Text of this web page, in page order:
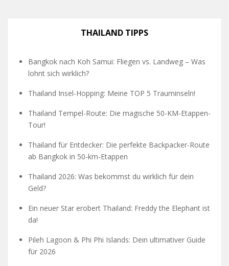
THAILAND TIPPS
Bangkok nach Koh Samui: Fliegen vs. Landweg – Was
lohnt sich wirklich?
Thailand Insel-Hopping: Meine TOP 5 Trauminseln!
Thailand Tempel-Route: Die magische 50-KM-Etappen-
Tour!
Thailand für Entdecker: Die perfekte Backpacker-Route
ab Bangkok in 50-km-Etappen
Thailand 2026: Was bekommst du wirklich für dein
Geld?
Ein neuer Star erobert Thailand: Freddy the Elephant ist
da!
Pileh Lagoon & Phi Phi Islands: Dein ultimativer Guide
für 2026